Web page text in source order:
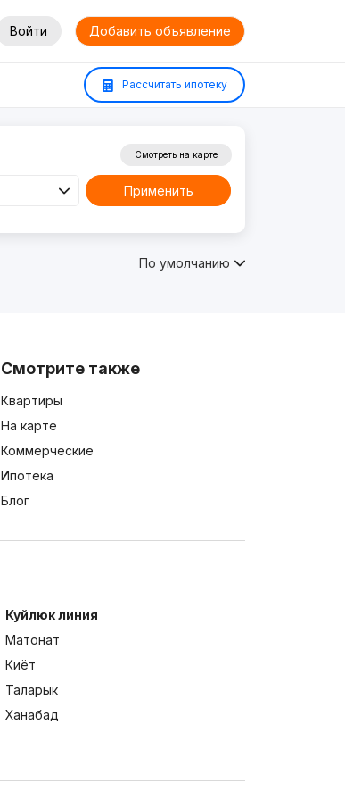
Войти Добавить объявление
Рассчитать ипотеку
Смотреть на карте
Применить
По умолчанию
Смотрите также
Квартиры
На карте
Коммерческие
Ипотека
Блог
Куйлюк линия
Матонат
Киёт
Таларык
Ханабад